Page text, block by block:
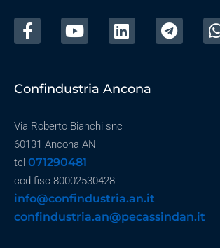
Confindustria Ancona
Via Roberto Bianchi snc
60131 Ancona AN
tel 071290481
cod fisc 80002530428
info@confindustria.an.it
confindustria.an@pecassindan.it